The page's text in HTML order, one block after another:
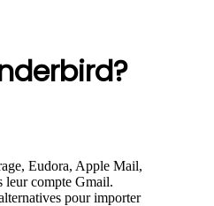
Eudora, Apple Mail,
leur compte Gmail.
pour importer